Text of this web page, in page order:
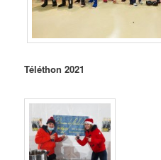
Téléthon 2021